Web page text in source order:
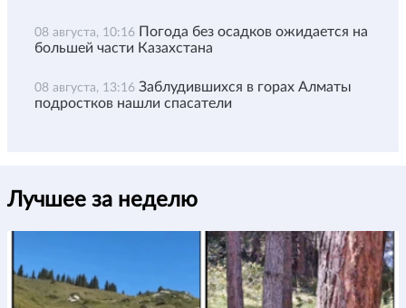
08 августа, 10:16 Погода без осадков ожидается на
большей части Казахстана
08 августа, 13:16 Заблудившихся в горах Алматы
подростков нашли спасатели
Лучшее за неделю